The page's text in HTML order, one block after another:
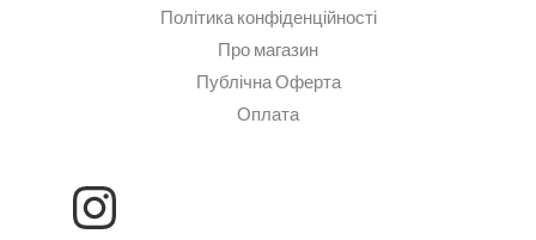
Політика конфіденційності
Про магазин
Публічна Оферта
Оплата